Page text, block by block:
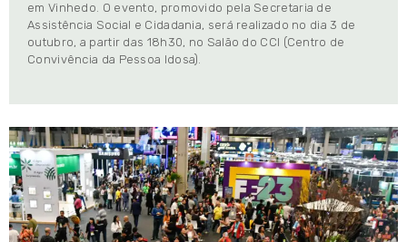
em Vinhedo. O evento, promovido pela Secretaria de
Assistência Social e Cidadania, será realizado no dia 3 de
outubro, a partir das 18h30, no Salão do CCI (Centro de
Convivência da Pessoa Idosa).